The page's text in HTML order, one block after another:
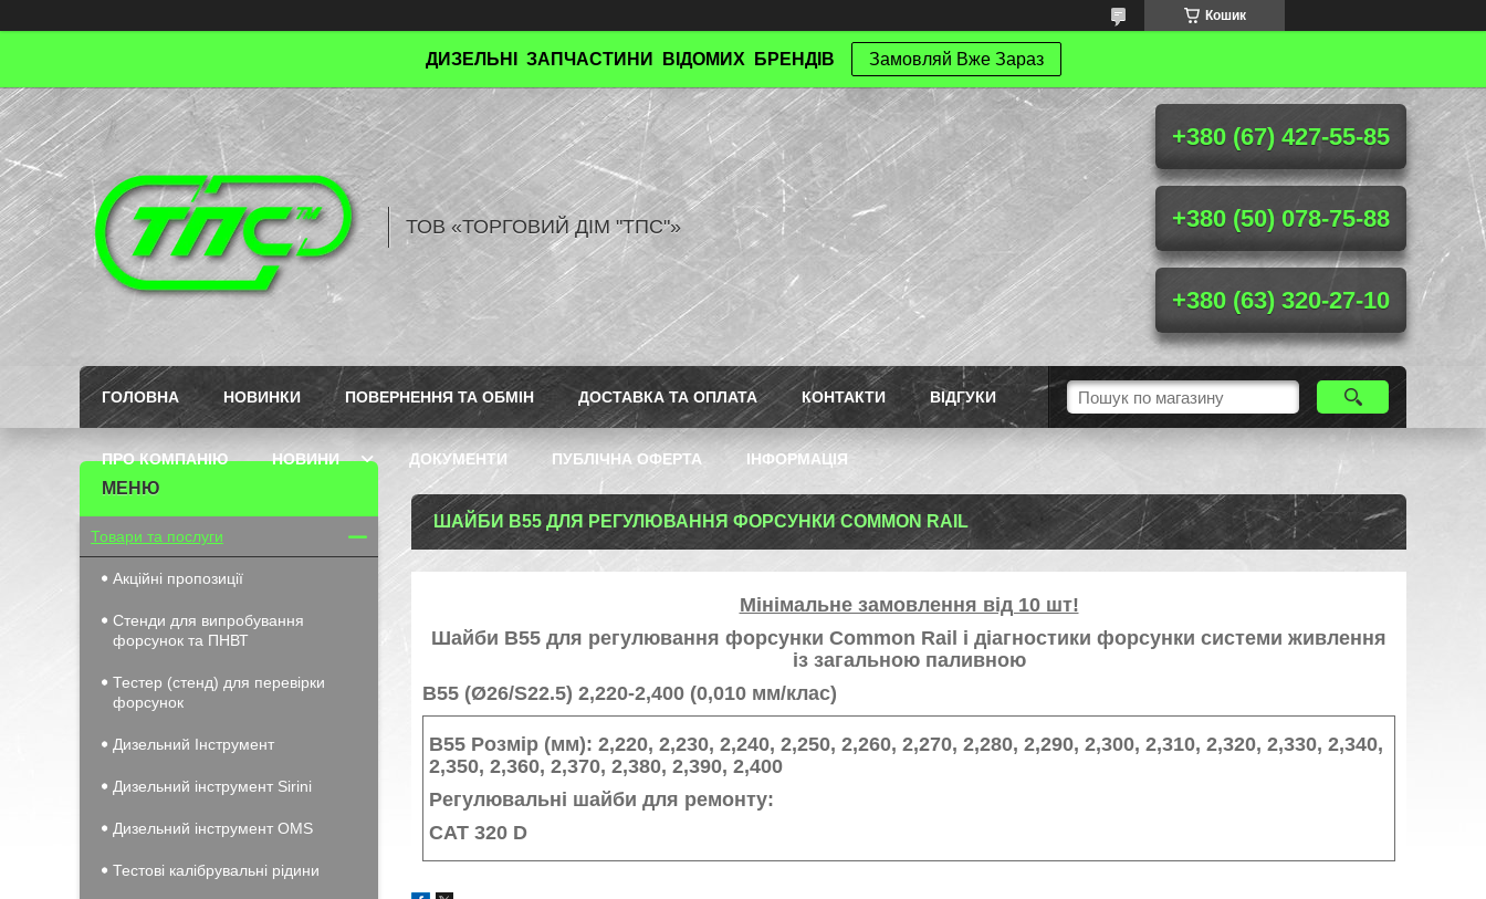
Кошик
ДИЗЕЛЬНІ ЗАПЧАСТИНИ ВІДОМИХ БРЕНДІВ Замовляй Вже Зараз
ТОВ «ТОРГОВИЙ ДІМ "ТПС"»
+380 (67) 427-55-85
+380 (50) 078-75-88
+380 (63) 320-27-10
ГОЛОВНА НОВИНКИ ПОВЕРНЕННЯ ТА ОБМІН ДОСТАВКА ТА ОПЛАТА КОНТАКТИ ВІДГУКИ
ПРО КОМПАНІЮ НОВИНИ ДОКУМЕНТИ ПУБЛІЧНА ОФЕРТА ІНФОРМАЦІЯ
ШАЙБИ B55 ДЛЯ РЕГУЛЮВАННЯ ФОРСУНКИ COMMON RAIL
Мінімальне замовлення від 10 шт!
Шайби B55 для регулювання форсунки Common Rail і діагностики форсунки системи живлення
із загальною паливною
B55 (Ø26/S22.5) 2,220-2,400 (0,010 мм/клас)
B55 Розмір (мм): 2,220, 2,230, 2,240, 2,250, 2,260, 2,270, 2,280, 2,290, 2,300, 2,310, 2,320, 2,330, 2,340,
2,350, 2,360, 2,370, 2,380, 2,390, 2,400
Регулювальні шайби для ремонту:
CAT 320 D
Товари та послуги
Акційні пропозиції
Стенди для випробування
форсунок та ПНВТ
Тестер (стенд) для перевірки
форсунок
Дизельний Інструмент
Дизельний інструмент Sirini
Дизельний інструмент OMS
Тестові калібрувальні рідини